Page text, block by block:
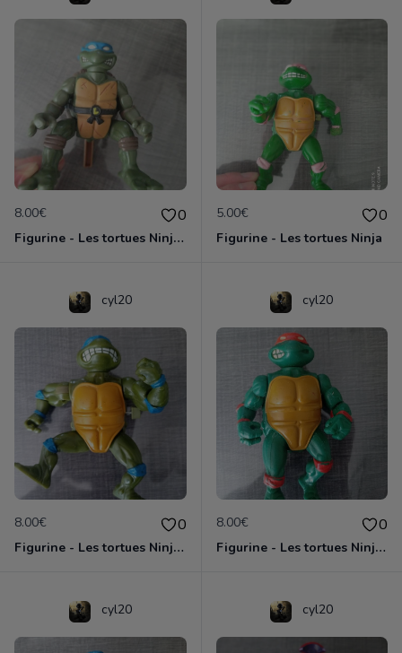
8.00€ 0
Figurine - Les tortues Ninja - Leonardo
5.00€ 0
Figurine - Les tortues Ninja
cyl20
8.00€ 0
Figurine - Les tortues Ninja - Leonardo
cyl20
8.00€ 0
Figurine - Les tortues Ninja - Michaelangelo
cyl20 cyl20